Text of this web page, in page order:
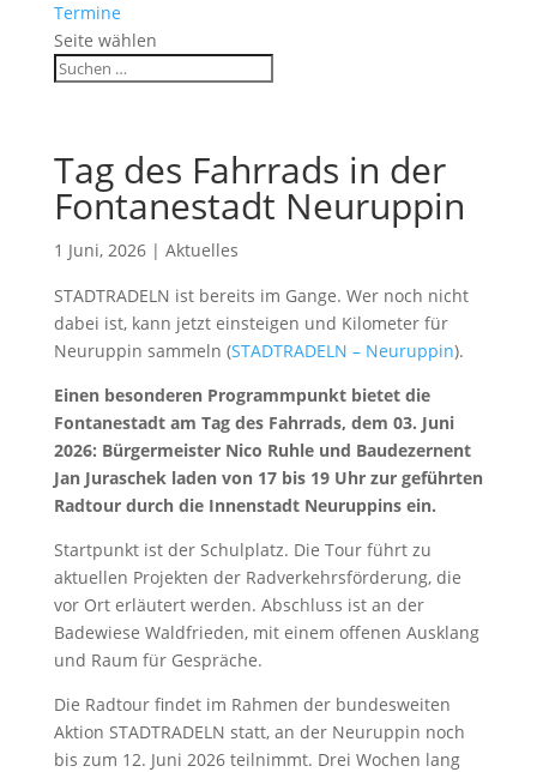
Termine
Seite wählen
Tag des Fahrrads in der
Fontanestadt Neuruppin
1 Juni, 2026| Aktuelles
STADTRADELN ist bereits im Gange. Wer noch nicht
dabei ist, kann jetzt einsteigen und Kilometer für
Neuruppin sammeln (STADTRADELN – Neuruppin).
Einen besonderen Programmpunkt bietet die
Fontanestadt am Tag des Fahrrads, dem 03. Juni
2026: Bürgermeister Nico Ruhle und Baudezernent
Jan Juraschek laden von 17 bis 19 Uhr zur geführten
Radtour durch die Innenstadt Neuruppins ein.
Startpunkt ist der Schulplatz. Die Tour führt zu
aktuellen Projekten der Radverkehrsförderung, die
vor Ort erläutert werden. Abschluss ist an der
Badewiese Waldfrieden, mit einem offenen Ausklang
und Raum für Gespräche.
Die Radtour findet im Rahmen der bundesweiten
Aktion STADTRADELN statt, an der Neuruppin noch
bis zum 12. Juni 2026 teilnimmt. Drei Wochen lang